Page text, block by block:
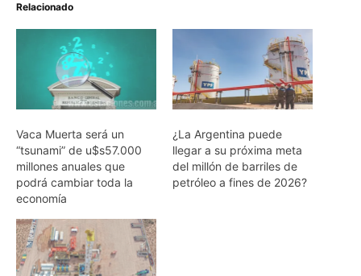
Relacionado
Vaca Muerta será un
“tsunami” de u$s57.000
millones anuales que
podrá cambiar toda la
economía
¿La Argentina puede
llegar a su próxima meta
del millón de barriles de
petróleo a fines de 2026?